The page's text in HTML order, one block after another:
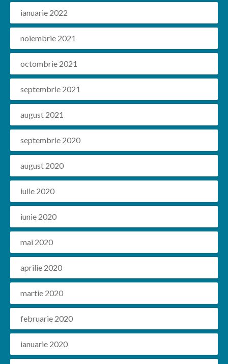
ianuarie 2022
noiembrie 2021
octombrie 2021
septembrie 2021
august 2021
septembrie 2020
august 2020
iulie 2020
iunie 2020
mai 2020
aprilie 2020
martie 2020
februarie 2020
ianuarie 2020